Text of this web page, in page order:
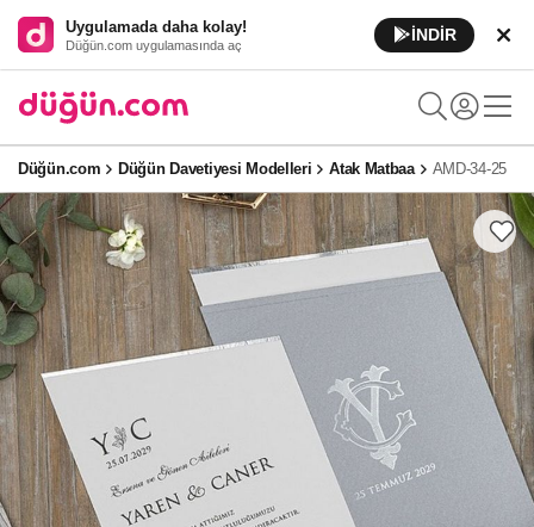
Uygulamada daha kolay!
Düğün.com uygulamasında aç
İNDİR
Düğün.com Düğün Davetiyesi Modelleri Atak Matbaa AMD-34-25